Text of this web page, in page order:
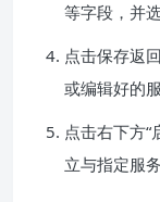
等字段，并
点击保存返
或编辑好的
点击右下方
立与指定服